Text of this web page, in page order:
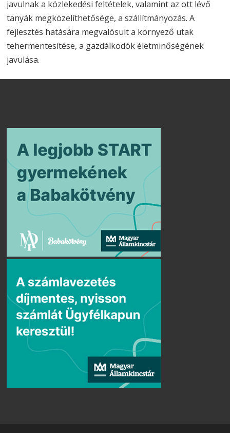
javulnak a közlekedési feltételek, valamint az ott lévő
tanyák megközelíthetősége, a szállítmányozás. A
fejlesztés hatására megvalósult a környező utak
tehermentesítése, a gazdálkodók életminőségének
javulása.